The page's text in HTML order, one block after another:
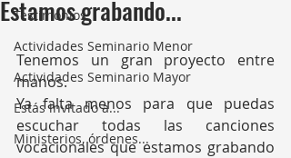
Testimonios
Actividades Seminario Menor
Actividades Seminario Mayor
Estás invitado a...
Ministerios, órdenes...
Estamos grabando...
Tenemos un gran proyecto entre
manos.
Ya falta menos para que puedas
escuchar todas las canciones
vocacionales que estamos grabando